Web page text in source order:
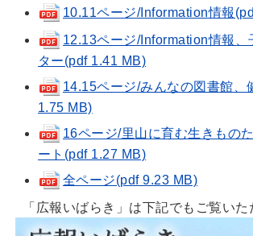
10.11ページ/Information情報
12.13ページ/Information情報、
ター(pdf 1.41 MB)
14.15ページ/みんなの図書館、
1.75 MB)
16ページ/里山に育む生きもの
ート(pdf 1.27 MB)
全ページ(pdf 9.23 MB)
「広報いばらき」は下記でもご覧いた